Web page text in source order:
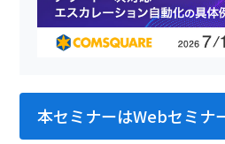
本セミナーはWebセミナ